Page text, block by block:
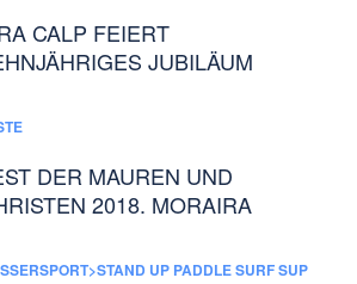
CALP FEIERT
JUBILÄUM
DER MAUREN UND
2018. MORAIRA
UP PADDLE SURF SUP